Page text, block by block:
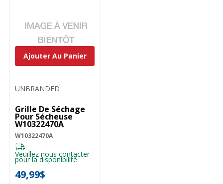
UNBRANDED
Grille De Séchage
Pour Sécheuse
W10322470A
W10322470A
Veuillez nous contacter
pour la disponibilité
49,99$
Ajouter Au Panier